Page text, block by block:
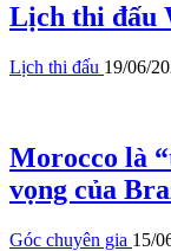
Lịch thi đấu
Lịch thi đấu 19/06/
Morocco là
vọng của
Góc chuyên gia 15/